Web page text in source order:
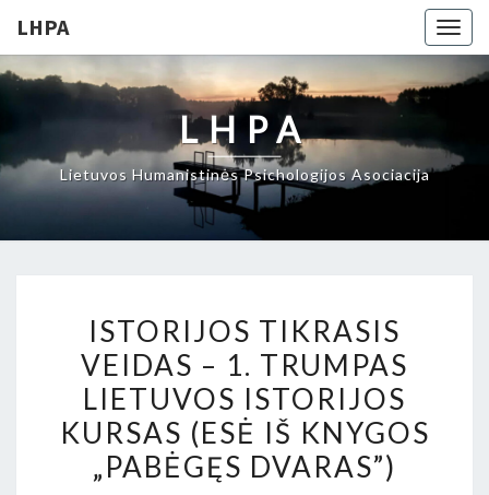
LHPA
LHPA
Lietuvos Humanistinės Psichologijos Asociacija
TIKRASIS
VEIDAS
–
1.
TRUMPAS
LIETUVOS
ISTORIJOS TIKRASIS
VEIDAS – 1. TRUMPAS
LIETUVOS ISTORIJOS
KURSAS (ESĖ IŠ KNYGOS
„PABĖGĘS DVARAS”)